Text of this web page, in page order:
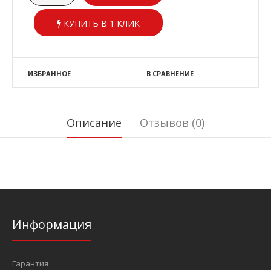
КУПИТЬ В 1 КЛИК
ИЗБРАННОЕ В СРАВНЕНИЕ
Описание Отзывов (0)
Информация
Гарантия